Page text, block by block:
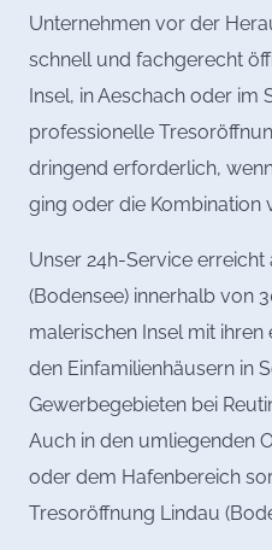
Unternehmen vor der
schnell und fachgerecht
Insel, in Aeschach oder im
professionelle
dringend erforderlich,
ging oder die Kombination
Unser 24h-Service
(Bodensee) innerhalb von
malerischen Insel mit ihren
den Einfamilienhäusern in
Gewerbegebieten bei
Auch in den umliegenden
oder dem Hafenbereich
Tresoröffnung Lindau